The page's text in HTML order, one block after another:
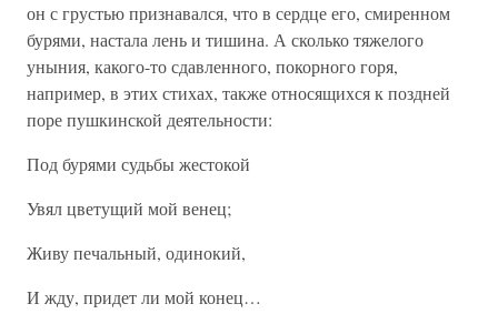
он с грустью признавался, что в сердце его, смиренном
бурями, настала лень и тишина. А сколько тяжелого
уныния, какого-то сдавленного, покорного горя,
например, в этих стихах, также относящихся к поздней
поре пушкинской деятельности:
Под бурями судьбы жестокой
Увял цветущий мой венец;
Живу печальный, одинокий,
И жду, придет ли мой конец…